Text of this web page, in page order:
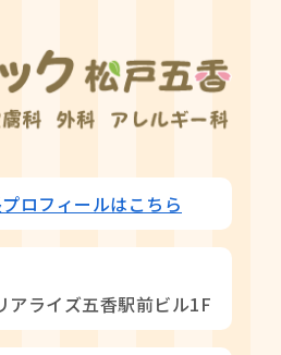
ロフィールはこちら
ライズ五香駅前ビル1F